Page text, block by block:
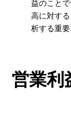
益のこと
高に対す
析する重要
営業利